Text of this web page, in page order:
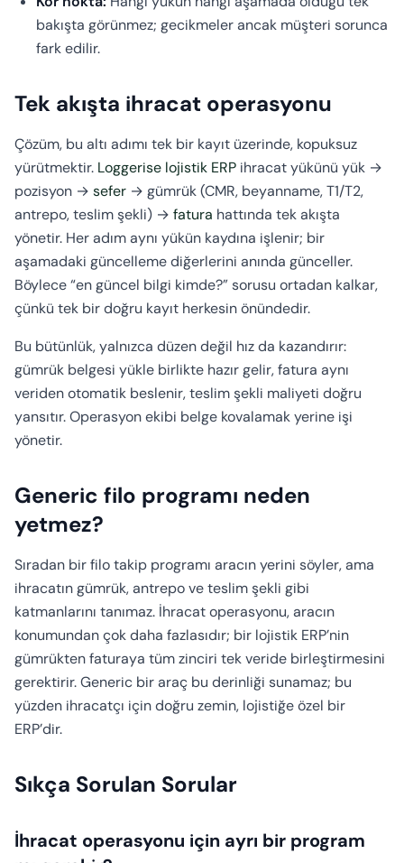
bakışta görünmez; gecikmeler ancak müşteri sorunca
fark edilir.
Tek akışta ihracat operasyonu
Çözüm, bu altı adımı tek bir kayıt üzerinde, kopuksuz
yürütmektir. Loggerise lojistik ERP ihracat yükünü yük →
pozisyon → sefer → gümrük (CMR, beyanname, T1/T2,
antrepo, teslim şekli) → fatura hattında tek akışta
yönetir. Her adım aynı yükün kaydına işlenir; bir
aşamadaki güncelleme diğerlerini anında günceller.
Böylece “en güncel bilgi kimde?” sorusu ortadan kalkar,
çünkü tek bir doğru kayıt herkesin önündedir.
Bu bütünlük, yalnızca düzen değil hız da kazandırır:
gümrük belgesi yükle birlikte hazır gelir, fatura aynı
veriden otomatik beslenir, teslim şekli maliyeti doğru
yansıtır. Operasyon ekibi belge kovalamak yerine işi
yönetir.
Generic filo programı neden
yetmez?
Sıradan bir filo takip programı aracın yerini söyler, ama
ihracatın gümrük, antrepo ve teslim şekli gibi
katmanlarını tanımaz. İhracat operasyonu, aracın
konumundan çok daha fazlasıdır; bir lojistik ERP’nin
gümrükten faturaya tüm zinciri tek veride birleştirmesini
gerektirir. Generic bir araç bu derinliği sunamaz; bu
yüzden ihracatçı için doğru zemin, lojistiğe özel bir
ERP’dir.
Sıkça Sorulan Sorular
İhracat operasyonu için ayrı bir program